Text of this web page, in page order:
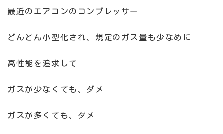
最近のエアコンのコンプレッサー
どんどん小型化され、規定のガス量も少なめに
高性能を追求して
ガスが少なくても、ダメ
ガスが多くても、ダメ